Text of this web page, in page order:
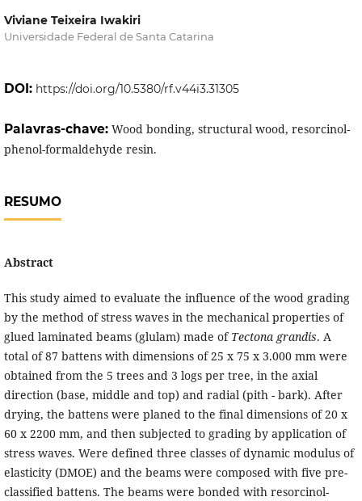
Viviane Teixeira Iwakiri
Universidade Federal de Santa Catarina
DOI: https://doi.org/10.5380/rf.v44i3.31305
Palavras-chave: Wood bonding, structural wood, resorcinol-
phenol-formaldehyde resin.
RESUMO
Abstract
This study aimed to evaluate the influence of the wood grading
by the method of stress waves in the mechanical properties of
glued laminated beams (glulam) made of Tectona grandis. A
total of 87 battens with dimensions of 25 x 75 x 3.000 mm were
obtained from the 5 trees and 3 logs per tree, in the axial
direction (base, middle and top) and radial (pith - bark). After
drying, the battens were planed to the final dimensions of 20 x
60 x 2200 mm, and then subjected to grading by application of
stress waves. Were defined three classes of dynamic modulus of
elasticity (DMOE) and the beams were composed with five pre-
classified battens. The beams were bonded with resorcinol-